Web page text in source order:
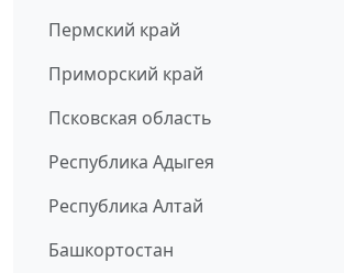
Пермский край
Приморский край
Псковская область
Республика Адыгея
Республика Алтай
Башкортостан